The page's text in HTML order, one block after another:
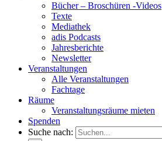
Bücher – Broschüren -Videos
Texte
Mediathek
adis Podcasts
Jahresberichte
Newsletter
Veranstaltungen
Alle Veranstaltungen
Fachtage
Räume
Veranstaltungsräume mieten
Spenden
Suche nach: